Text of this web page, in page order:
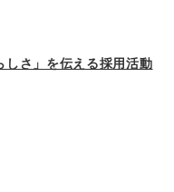
さ」を伝える採用活動